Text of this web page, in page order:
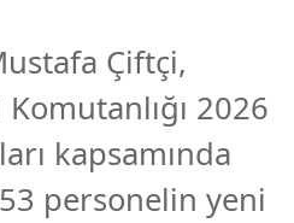
Çiftçi,
2026
kapsamında
personelin yeni